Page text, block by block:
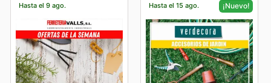
Hasta el 9 ago. Hasta el 15 ago. ¡Nuevo!